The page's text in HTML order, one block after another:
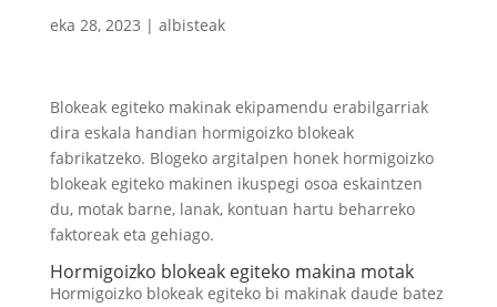
eka 28, 2023 | albisteak
Blokeak egiteko makinak ekipamendu erabilgarriak
dira eskala handian hormigoizko blokeak
fabrikatzeko. Blogeko argitalpen honek hormigoizko
blokeak egiteko makinen ikuspegi osoa eskaintzen
du, motak barne, lanak, kontuan hartu beharreko
faktoreak eta gehiago.
Hormigoizko blokeak egiteko makina motak
Hormigoizko blokeak egiteko bi makinak daude batez